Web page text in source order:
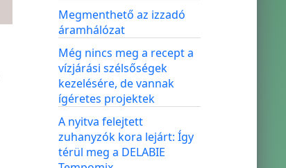
Megmenthető az izzadó
áramhálózat
Még nincs meg a recept a
vízjárási szélsőségek
kezelésére, de vannak
ígéretes projektek
A nyitva felejtett
zuhanyzók kora lejárt: Így
térül meg a DELABIE